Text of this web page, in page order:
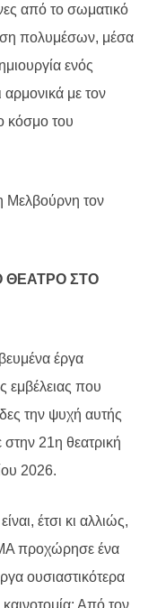
από το σωματικό
πολυμέσων, μέσα
ενός
αρμονικά με τον
κόσμο του
Μελβούρνη τον
ΘΕΑΤΡΟ ΣΤΟ
έργα
εμβέλειας που
την ψυχή αυτής
στην 21η θεατρική
2026.
έτσι κι αλλιώς,
προχώρησε ένα
ουσιαστικότερα